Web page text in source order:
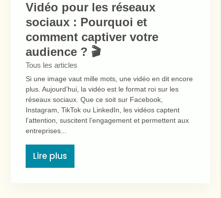
Vidéo pour les réseaux
sociaux : Pourquoi et
comment captiver votre
audience ? 🎬
Tous les articles
Si une image vaut mille mots, une vidéo en dit encore
plus. Aujourd’hui, la vidéo est le format roi sur les
réseaux sociaux. Que ce soit sur Facebook,
Instagram, TikTok ou LinkedIn, les vidéos captent
l’attention, suscitent l’engagement et permettent aux
entreprises...
Lire plus